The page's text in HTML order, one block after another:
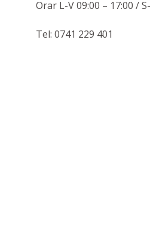
Orar L-V 09:00 – 17:00 /
Tel: 0741 229 401